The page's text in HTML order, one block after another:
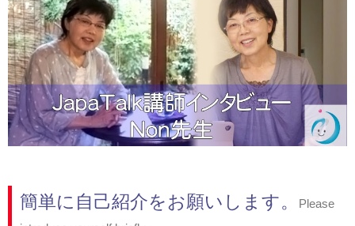
簡単に自己紹介をお願いします。
Please